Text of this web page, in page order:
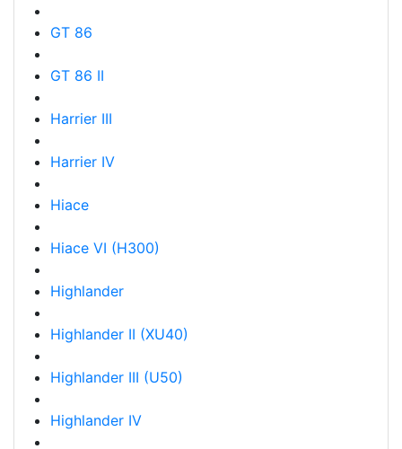
GT 86
GT 86 II
Harrier III
Harrier IV
Hiace
Hiace VI (H300)
Highlander
Highlander II (XU40)
Highlander III (U50)
Highlander IV